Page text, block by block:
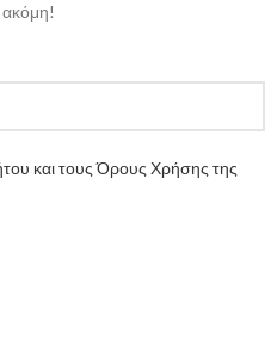
και τους Όρους Χρήσης της